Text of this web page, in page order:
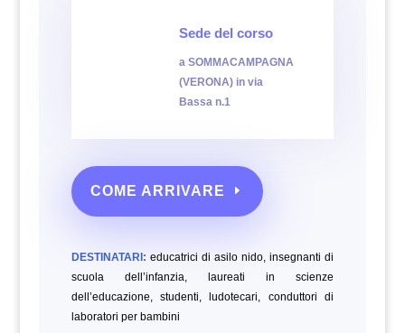
Sede del corso
a SOMMACAMPAGNA
(VERONA) in via
Bassa n.1
COME ARRIVARE
DESTINATARI: educatrici di asilo nido, insegnanti di
scuola dell’infanzia, laureati in scienze
dell’educazione, studenti, ludotecari, conduttori di
laboratori per bambini